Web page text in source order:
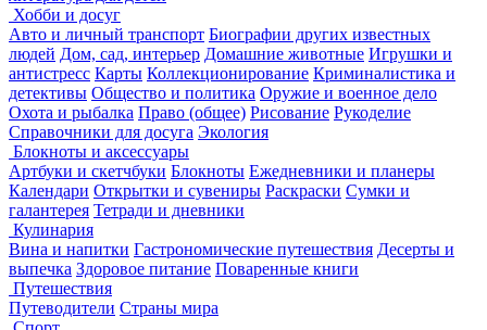
Хобби и досуг
Авто и личный транспорт Биографии других известных
людей Дом, сад, интерьер Домашние животные Игрушки и
антистресс Карты Коллекционирование Криминалистика и
детективы Общество и политика Оружие и военное дело
Охота и рыбалка Право (общее) Рисование Рукоделие
Справочники для досуга Экология
Блокноты и аксессуары
Артбуки и скетчбуки Блокноты Ежедневники и планеры
Календари Открытки и сувениры Раскраски Сумки и
галантерея Тетради и дневники
Кулинария
Вина и напитки Гастрономические путешествия Десерты и
выпечка Здоровое питание Поваренные книги
Путешествия
Путеводители Страны мира